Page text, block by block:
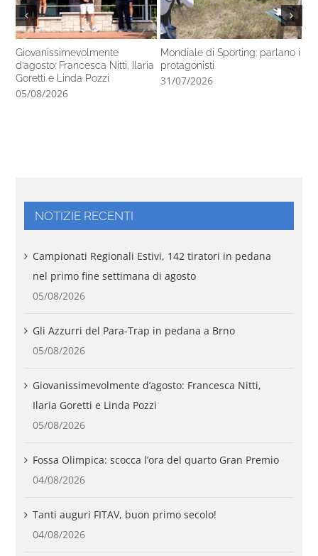
Giovanissimevolmente
d’agosto: Francesca Nitti, Ilaria
Goretti e Linda Pozzi
05/08/2026
Mondiale di Sporting: parlano i
protagonisti
31/07/2026
NOTIZIE RECENTI
Campionati Regionali Estivi, 142 tiratori in pedana
nel primo fine settimana di agosto
05/08/2026
Gli Azzurri del Para-Trap in pedana a Brno
05/08/2026
Giovanissimevolmente d’agosto: Francesca Nitti,
Ilaria Goretti e Linda Pozzi
05/08/2026
Fossa Olimpica: scocca l’ora del quarto Gran Premio
04/08/2026
Tanti auguri FITAV, buon primo secolo!
04/08/2026